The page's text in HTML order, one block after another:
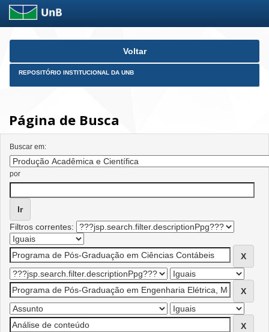
Skip
Voltar
REPOSITÓRIO INSTITUCIONAL DA UNB
Página de Busca
Buscar em:
por
Filtros correntes: